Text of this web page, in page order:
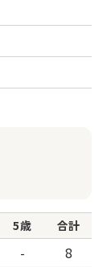
5歳 合計
- 8